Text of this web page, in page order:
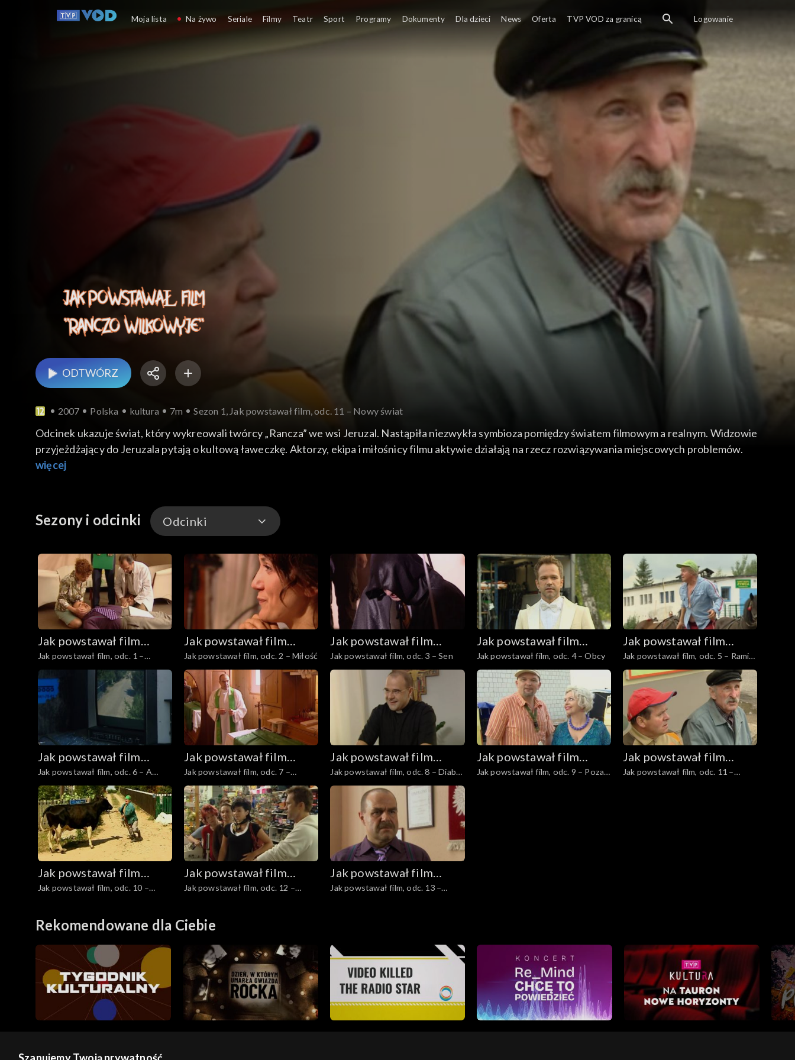
ODTWÓRZ
2007 Polska kultura 7m Sezon 1, Jak powstawał film, odc. 11 – Nowy świat
Odcinek ukazuje świat, który wykreowali twórcy „Rancza” we wsi Jeruzal. Nastąpiła niezwykła symbioza pomiędzy światem filmowym a realnym. Widzowie
przyjeżdżający do Jeruzala pytają o kultową ławeczkę. Aktorzy, ekipa i miłośnicy filmu aktywie działają na rzecz rozwiązywania miejscowych problemów.
więcej
Sezony i odcinki Odcinki
Odcinki
Jak powstawał film
„Ranczo Wilkowyje”
Jak powstawał film, odc. 1 –
Władza
Jak powstawał film
„Ranczo Wilkowyje”
Jak powstawał film, odc. 2 – Miłość
Jak powstawał film
„Ranczo Wilkowyje”
Jak powstawał film, odc. 3 – Sen
Jak powstawał film
„Ranczo Wilkowyje”
Jak powstawał film, odc. 4 – Obcy
Jak powstawał film
„Ranczo Wilkowyje”
Jak powstawał film, odc. 5 – Ramię
w ramię
Jak powstawał film
„Ranczo Wilkowyje”
Jak powstawał film, odc. 6 – A
łyżka na to niemożliwe
Jak powstawał film
„Ranczo Wilkowyje”
Jak powstawał film, odc. 7 –
Dwóch po Bogu
Jak powstawał film
„Ranczo Wilkowyje”
Jak powstawał film, odc. 8 – Diabeł
tkwi w szczegółach
Jak powstawał film
„Ranczo Wilkowyje”
Jak powstawał film, odc. 9 – Poza
Jak powstawał film
„Ranczo Wilkowyje”
Jak powstawał film, odc. 11 –
Jak powstawał film
„Ranczo Wilkowyje”
Jak powstawał film, odc. 10 –
Jak powstawał film
„Ranczo Wilkowyje”
Jak powstawał film, odc. 12 –
Jak powstawał film
„Ranczo Wilkowyje”
Jak powstawał film, odc. 13 –
Rekomendowane dla Ciebie
Moja lista Na żywo Seriale Filmy Teatr Sport Programy Dokumenty Dla dzieci News Oferta TVP VOD za granicą Logowanie